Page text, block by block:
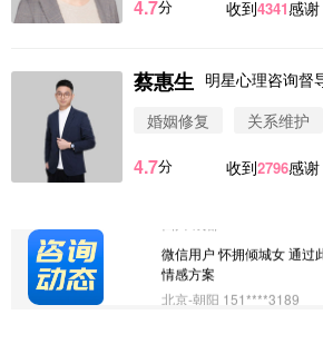
4.7分 收到4341感谢
蔡惠生 明星心理咨询督
婚姻修复
关系维护
4.7分 收到2796感谢
微信用户 Vnno 通过此页
微信用户 大太阳 通过此页
方案
微信用户 安康 通过此页面
微信用户 怀拥倾城女 通过
情感方案
北京-朝阳 151****3189